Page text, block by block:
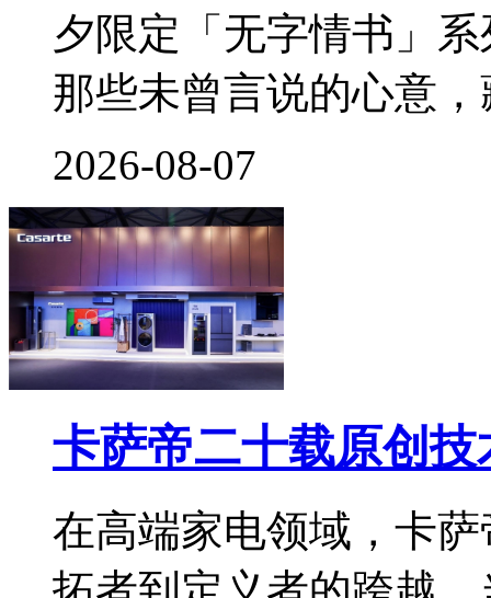
夕限定「无字情书」
那些未曾言说的心意
2026-08-07
卡萨帝二十载原创
在高端家电领域，卡